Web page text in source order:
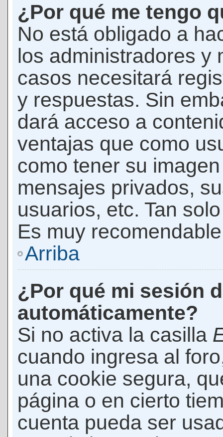
¿Por qué me tengo
No está obligado a
los administradores y
casos necesitará
y respuestas. Sin
dará acceso a
ventajas que como
como tener su
mensajes privados,
usuarios, etc. Tan
Es muy
Arriba
¿Por qué mi sesión
automáticamente?
Si no activa la casilla
cuando ingresa al
una cookie segura,
página o en cierto
cuenta pueda ser